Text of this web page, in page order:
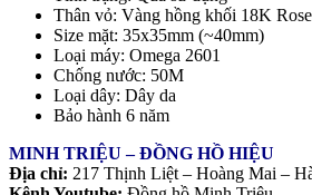
Thân vỏ: Vàng hồng khối 18K
Size mặt: 35x35mm (~40mm)
Loại máy: Omega 2601
Chống nước: 50M
Loại dây: Dây da
Bảo hành 6 năm
MINH TRIỆU – ĐỒNG HỒ HIỆU
Địa chỉ: 217 Thịnh Liệt – Hoàng Mai –